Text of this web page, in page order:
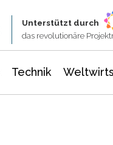
Unterstützt durch
das revolutionäre
Technik